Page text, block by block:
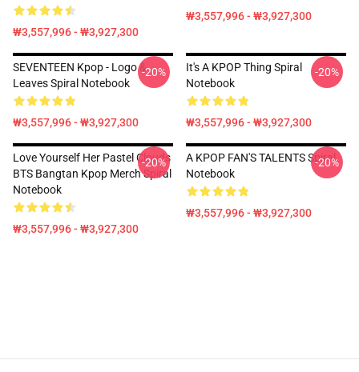
₩3,557,996 - ₩3,927,300
₩3,557,996 - ₩3,927,300
SEVENTEEN Kpop - Logo &
Leaves Spiral Notebook
₩3,557,996 - ₩3,927,300
-20%
It's A KPOP Thing Spiral
Notebook
₩3,557,996 - ₩3,927,300
-20%
Love Yourself Her Pastel Clouds
BTS Bangtan Kpop Merch Spiral
Notebook
₩3,557,996 - ₩3,927,300
-20%
A KPOP FAN'S TALENTS Spiral
Notebook
₩3,557,996 - ₩3,927,300
-20%